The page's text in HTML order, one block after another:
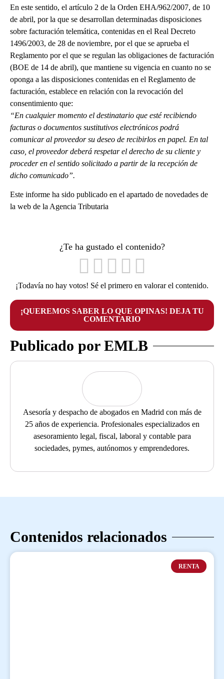
En este sentido, el artículo 2 de la Orden EHA/962/2007, de 10
de abril, por la que se desarrollan determinadas disposiciones
sobre facturación telemática, contenidas en el Real Decreto
1496/2003, de 28 de noviembre, por el que se aprueba el
Reglamento por el que se regulan las obligaciones de facturación
(BOE de 14 de abril), que mantiene su vigencia en cuanto no se
oponga a las disposiciones contenidas en el Reglamento de
facturación, establece en relación con la revocación del
consentimiento que:
“En cualquier momento el destinatario que esté recibiendo
facturas o documentos sustitutivos electrónicos podrá
comunicar al proveedor su deseo de recibirlos en papel. En tal
caso, el proveedor deberá respetar el derecho de su cliente y
proceder en el sentido solicitado a partir de la recepción de
dicho comunicado”.
Este informe ha sido publicado en el apartado de novedades de
la web de la Agencia Tributaria
¿Te ha gustado el contenido?
¡Todavía no hay votos! Sé el primero en valorar el contenido.
¡QUEREMOS SABER LO QUE OPINAS! DEJA TU
COMENTARIO
Publicado por EMLB
Asesoría y despacho de abogados en Madrid con más de
25 años de experiencia. Profesionales especializados en
asesoramiento legal, fiscal, laboral y contable para
sociedades, pymes, autónomos y emprendedores.
Contenidos relacionados
RENTA